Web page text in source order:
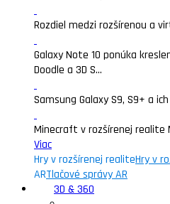
Rozdiel medzi rozšírenou a
Galaxy Note 10 ponúka
Doodle a 3D S...
Samsung Galaxy S9, S9+ a
Minecraft v rozšírenej realite
Viac
Hry v rozšírenej realiteHry v
ARTlačové správy AR
3D & 360